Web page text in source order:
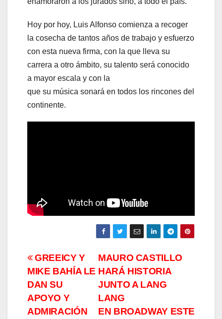
Hoy por hoy, Luis Alfonso comienza a recoger
la cosecha de tantos años de trabajo y esfuerzo
con esta nueva firma, con la que lleva su
carrera a otro ámbito, su talento será conocido
a mayor escala y con la
que su música sonará en todos los rincones del
continente.
Navegación
de
entradas
MAURO CASTILLO
HARÁ HISTORIA
JUNTO A LANG
LANG
EN BROADWAY ESTE
GREEICY Y
MIKE BAHÍA LE
DAN SU
APOYO Y
ADMIRACIÓN